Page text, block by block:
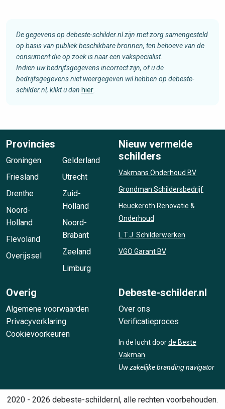
De gegevens op debeste-schilder.nl zijn met zorg samengesteld
op basis van publiek beschikbare bronnen, ten behoeve van de
consument die op zoek is naar een vakspecialist.
Indien uw bedrijfsgegevens incorrect zijn, of u de
bedrijfsgegevens niet weergegeven wil hebben op debeste-
schilder.nl, klikt u dan hier
Provincies
Groningen
Friesland
Drenthe
Noord-
Holland
Flevoland
Overijssel
Gelderland
Utrecht
Zuid-
Holland
Noord-
Brabant
Zeeland
Limburg
Nieuw vermelde
schilders
Vakmans Onderhoud BV
Grondman Schildersbedrijf
Heuckeroth Renovatie &
Onderhoud
L.T.J. Schilderwerken
VGO Garant BV
Overig
Algemene voorwaarden
Privacyverklaring
Cookievoorkeuren
Debeste-schilder.nl
Over ons
Verificatieproces
In de lucht doorde Beste
Vakman
Uw zakelijke branding navigator
2020 - 2026 debeste-schilder.nl, alle rechten voorbehouden.